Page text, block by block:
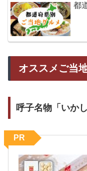
都
オススメご当
呼子名物「いか
PR